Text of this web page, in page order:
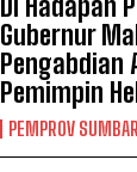
Di Hadapan
Gubernur
Pengabdian
Pemimpin
PEMPROV SUMBAR